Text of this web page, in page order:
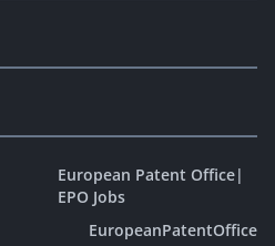
European Patent Office|
EPO Jobs
EuropeanPatentOffice